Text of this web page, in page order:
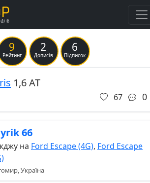
9
Рейтинг
2
Дописів
6
Підписок
1,6 АТ
67 0
66
на Ford Escape (4G), Ford Escape
Україна